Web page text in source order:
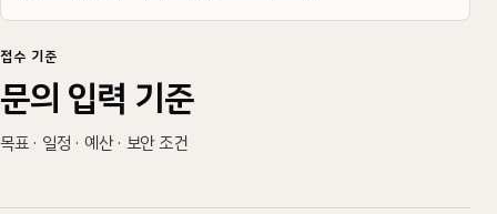
접수 기준
문의 입력 기준
목표 · 일정 · 예산 · 보안 조건